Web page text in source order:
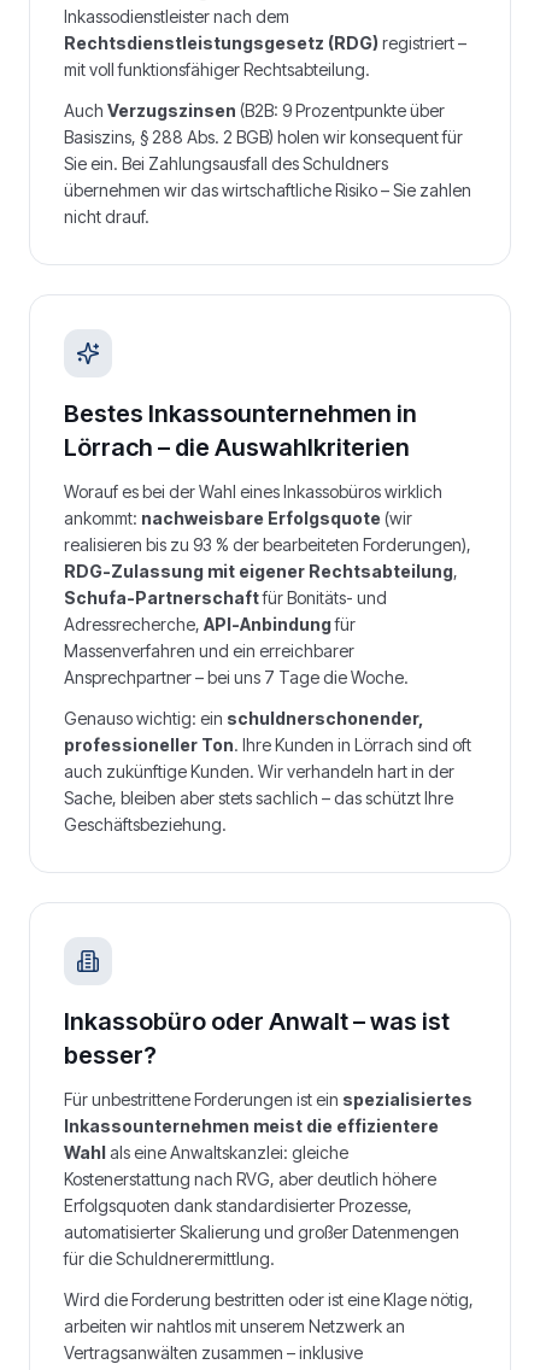
Inkassodienstleister nach dem
Rechtsdienstleistungsgesetz (RDG) registriert –
mit voll funktionsfähiger Rechtsabteilung.
Auch Verzugszinsen (B2B: 9 Prozentpunkte über
Basiszins, § 288 Abs. 2 BGB) holen wir konsequent für
Sie ein. Bei Zahlungsausfall des Schuldners
übernehmen wir das wirtschaftliche Risiko – Sie zahlen
nicht drauf.
Bestes Inkassounternehmen in
Lörrach – die Auswahlkriterien
Worauf es bei der Wahl eines Inkassobüros wirklich
ankommt: nachweisbare Erfolgsquote (wir
realisieren bis zu 93 % der bearbeiteten Forderungen),
RDG-Zulassung mit eigener Rechtsabteilung,
Schufa-Partnerschaftfür Bonitäts- und
Adressrecherche, API-Anbindungfür
Massenverfahren und ein erreichbarer
Ansprechpartner – bei uns 7 Tage die Woche.
Genauso wichtig: ein schuldnerschonender,
professioneller Ton. Ihre Kunden in Lörrach sind oft
auch zukünftige Kunden. Wir verhandeln hart in der
Sache, bleiben aber stets sachlich – das schützt Ihre
Geschäftsbeziehung.
Inkassobüro oder Anwalt – was ist
besser?
Für unbestrittene Forderungen ist ein spezialisiertes
Inkassounternehmen meist die effizientere
Wahlals eine Anwaltskanzlei: gleiche
Kostenerstattung nach RVG, aber deutlich höhere
Erfolgsquoten dank standardisierter Prozesse,
automatisierter Skalierung und großer Datenmengen
für die Schuldnerermittlung.
Wird die Forderung bestritten oder ist eine Klage nötig,
arbeiten wir nahtlos mit unserem Netzwerk an
Vertragsanwälten zusammen – inklusive